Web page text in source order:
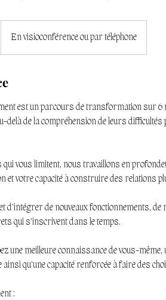
En visioconférence ou par téléphone
est un parcours de transformation sur 6
delà de la compréhension de leurs
vous limitent, nous travaillons en
et votre capacité à construire des relations
d'intégrer de nouveaux fonctionnements,
qui s'inscrivent dans le temps.
une meilleure connaissance de vous-
qu'une capacité renforcée à faire des
: